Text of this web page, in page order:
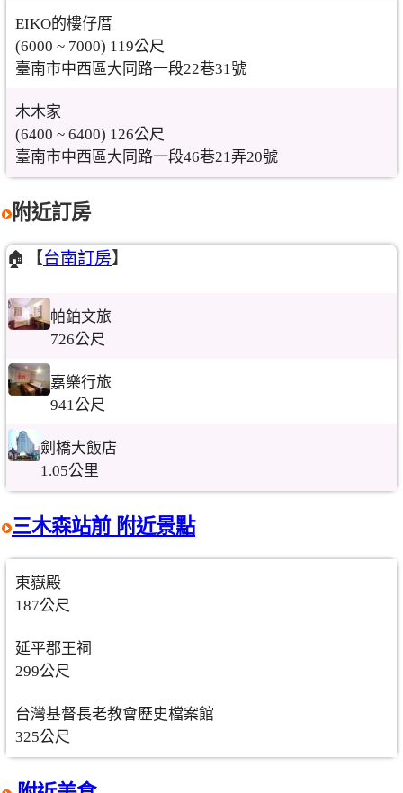
EIKO的樓仔厝
(6000 ~ 7000) 119公尺
臺南市中西區大同路一段22巷31號
木木家
(6400 ~ 6400) 126公尺
臺南市中西區大同路一段46巷21弄20號
附近訂房
🏠【台南訂房】
帕鉑文旅
726公尺
嘉樂行旅
941公尺
劍橋大飯店
1.05公里
三木森站前 附近景點
東嶽殿
187公尺
延平郡王祠
299公尺
台灣基督長老教會歷史檔案館
325公尺